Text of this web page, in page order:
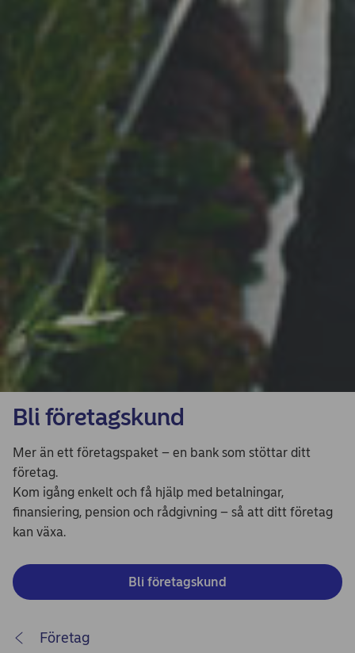
Bli företagskund
Mer än ett företagspaket – en bank som stöttar ditt
företag.
Kom igång enkelt och få hjälp med betalningar,
finansiering, pension och rådgivning – så att ditt företag
kan växa.
Bli företagskund
Företag